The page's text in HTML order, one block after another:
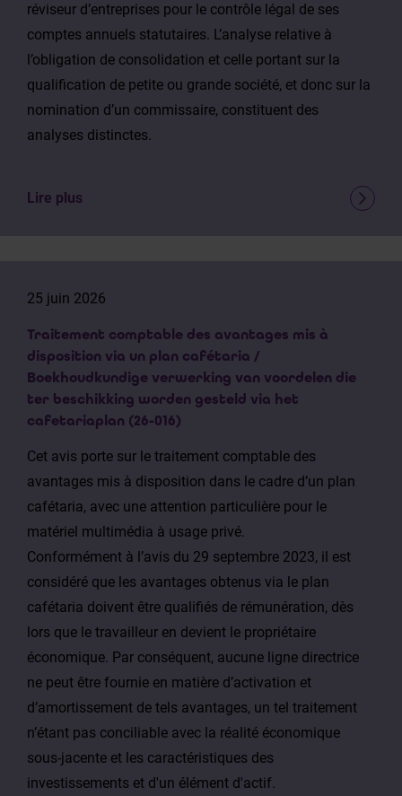
réviseur d’entreprises pour le contrôle légal de ses
comptes annuels statutaires. L’analyse relative à
l’obligation de consolidation et celle portant sur la
qualification de petite ou grande société, et donc sur la
nomination d’un commissaire, constituent des
analyses distinctes.
Lire plus
25 juin 2026
Traitement comptable des avantages mis à
disposition via un plan cafétaria /
Boekhoudkundige verwerking van voordelen die
ter beschikking worden gesteld via het
cafetariaplan (26-016)
Cet avis porte sur le traitement comptable des
avantages mis à disposition dans le cadre d’un plan
cafétaria, avec une attention particulière pour le
matériel multimédia à usage privé.
Conformément à l’avis du 29 septembre 2023, il est
considéré que les avantages obtenus via le plan
cafétaria doivent être qualifiés de rémunération, dès
lors que le travailleur en devient le propriétaire
économique. Par conséquent, aucune ligne directrice
ne peut être fournie en matière d’activation et
d’amortissement de tels avantages, un tel traitement
n’étant pas conciliable avec la réalité économique
sous-jacente et les caractéristiques des
investissements et d'un élément d'actif.